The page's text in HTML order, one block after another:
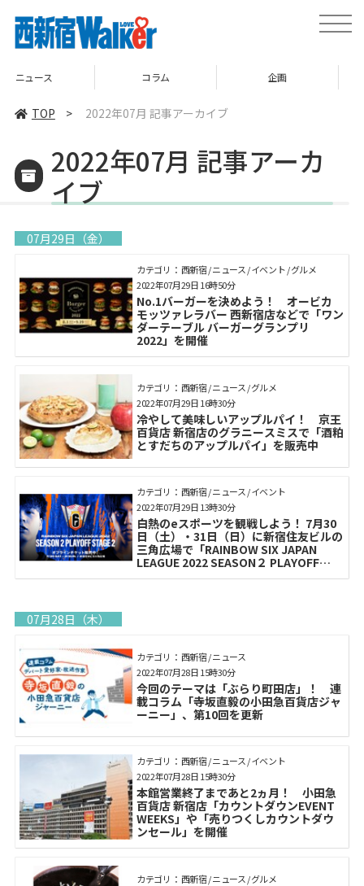
toggle
コラム
TOP > 2022年07月 記事アーカイブ
2022年07月 記事アーカ
イブ
07月29日（金）
カテゴリ： 西新宿 / ニュース / イベント / グルメ
No.1バーガーを決めよう！ オービカ
モッツァレラバー 西新宿店などで「ワン
ダーテーブル バーガーグランプリ
2022」を開催
2022年07月29日 16時50分
カテゴリ： 西新宿 / ニュース / グルメ
冷やして美味しいアップルパイ！ 京王
百貨店 新宿店のグラニースミスで「酒粕
とすだちのアップルパイ」を販売中
2022年07月29日 16時30分
カテゴリ： 西新宿 / ニュース / イベント
白熱のeスポーツを観戦しよう！ 7月30
日（土）・31日（日）に新宿住友ビルの
三角広場で「RAINBOW SIX JAPAN
LEAGUE 2022 SEASON２ PLAYOFF
STAGE2」開催
2022年07月29日 13時30分
07月28日（木）
カテゴリ： 西新宿 / ニュース
今回のテーマは「ぶらり町田店」！ 連
載コラム「寺坂直毅の小田急百貨店ジャ
ーニー」、第10回を更新
2022年07月28日 15時30分
カテゴリ： 西新宿 / ニュース / イベント
本館営業終了まであと2ヵ月！ 小田急
百貨店 新宿店「カウントダウンEVENT
WEEKS」や「売りつくしカウントダウ
ンセール」を開催
2022年07月28日 15時30分
カテゴリ： 西新宿 / ニュース / グルメ